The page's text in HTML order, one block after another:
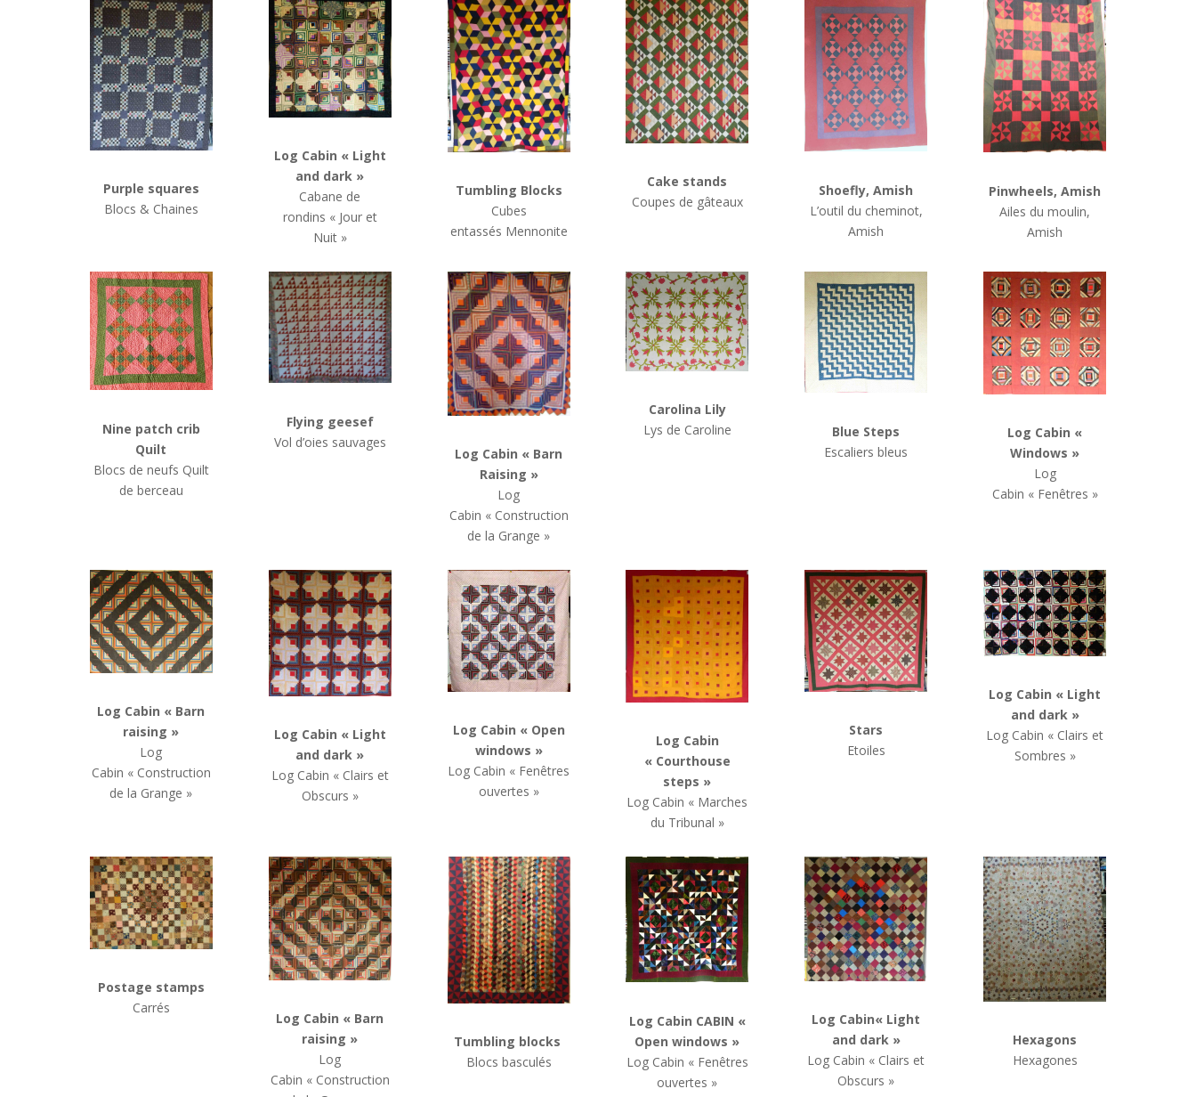
Purple squares
Blocs & Chaines
Log Cabin « Light
and dark »
Cabane de
rondins « Jour et
Nuit »
Tumbling Blocks
Cubes
entassés Mennonite
Cake stands
Coupes de gâteaux
Shoefly, Amish
L’outil du cheminot,
Amish
Pinwheels, Amish
Ailes du moulin,
Amish
Nine patch crib
Quilt
Blocs de neufs Quilt
de berceau
Flying geesef
Vol d’oies sauvages
Log Cabin « Barn
Raising »
Log
Cabin « Construction
de la Grange »
Carolina Lily
Lys de Caroline
Blue Steps
Escaliers bleus
Log Cabin «
Windows »
Log
Cabin « Fenêtres »
Log Cabin « Barn
raising »
Log
Cabin « Construction
de la Grange »
Log Cabin « Light
and dark »
Log Cabin « Clairs et
Obscurs »
Log Cabin « Open
windows »
Log Cabin « Fenêtres
ouvertes »
Log Cabin
« Courthouse
steps »
Log Cabin « Marches
du Tribunal »
Stars
Etoiles
Log Cabin « Light
and dark »
Log Cabin « Clairs et
Sombres »
Postage stamps
Carrés
Log Cabin « Barn
raising »
Log
Cabin « Construction
Tumbling blocks
Blocs basculés
Log Cabin CABIN «
Open windows »
Log Cabin « Fenêtres
ouvertes »
Log Cabin« Light
and dark »
Log Cabin « Clairs et
Obscurs »
Hexagons
Hexagones